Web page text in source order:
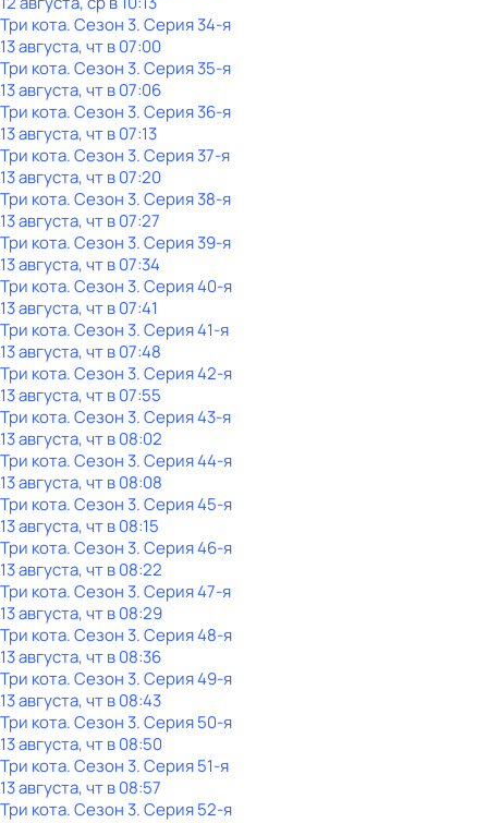
Три кота. Сезон 3. Серия 34-я
13 августа, чт в 07:00
Три кота. Сезон 3. Серия 35-я
13 августа, чт в 07:06
Три кота. Сезон 3. Серия 36-я
13 августа, чт в 07:13
Три кота. Сезон 3. Серия 37-я
13 августа, чт в 07:20
Три кота. Сезон 3. Серия 38-я
13 августа, чт в 07:27
Три кота. Сезон 3. Серия 39-я
13 августа, чт в 07:34
Три кота. Сезон 3. Серия 40-я
13 августа, чт в 07:41
Три кота. Сезон 3. Серия 41-я
13 августа, чт в 07:48
Три кота. Сезон 3. Серия 42-я
13 августа, чт в 07:55
Три кота. Сезон 3. Серия 43-я
13 августа, чт в 08:02
Три кота. Сезон 3. Серия 44-я
13 августа, чт в 08:08
Три кота. Сезон 3. Серия 45-я
13 августа, чт в 08:15
Три кота. Сезон 3. Серия 46-я
13 августа, чт в 08:22
Три кота. Сезон 3. Серия 47-я
13 августа, чт в 08:29
Три кота. Сезон 3. Серия 48-я
13 августа, чт в 08:36
Три кота. Сезон 3. Серия 49-я
13 августа, чт в 08:43
Три кота. Сезон 3. Серия 50-я
13 августа, чт в 08:50
Три кота. Сезон 3. Серия 51-я
13 августа, чт в 08:57
Три кота. Сезон 3. Серия 52-я